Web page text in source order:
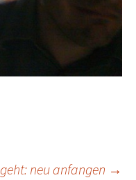
neu anfangen →